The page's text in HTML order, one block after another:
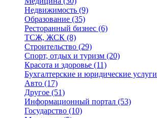
Недвижимость (9)
Образование (35)
Ресторанный бизнес (6)
ТСЖ, ЖСК (8)
Строительство (29)
Спорт, отдых и туризм (20)
Красота и здоровье (11)
Бухгалтерские и юридические услуги
Авто (17)
Другое (51)
Информационный портал (53)
Государство (10)